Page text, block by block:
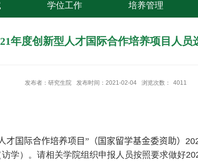
学位工作 培养管理
年度创新型人才国际合作培养项目人员
发布者：研究生院 发布时间：2021-02-04 浏览次数： 4011
才国际合作培养项目”（国家留学基金委资助）
学）。请相关学院组织申报人员按照要求做好